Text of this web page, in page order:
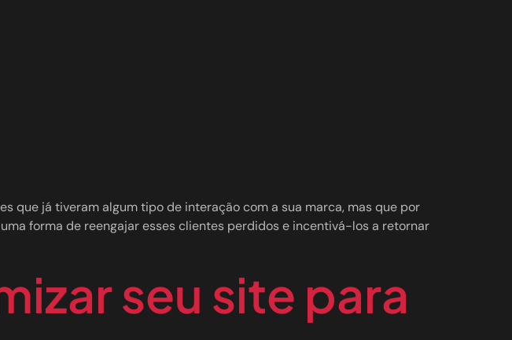
que já tiveram algum tipo de interação com a sua marca, mas que por
forma de reengajar esses clientes perdidos e incentivá-los a retornar
seu site para